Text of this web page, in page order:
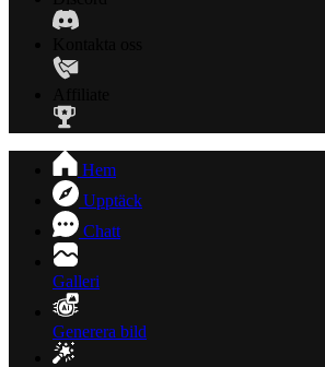
Hem
Upptäck
Chatt
Galleri
Generera bild